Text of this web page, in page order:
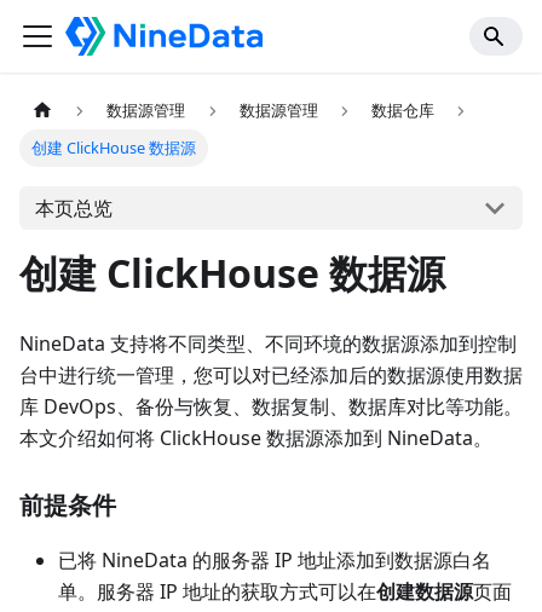
数据源管理 数据源管理
数据仓库
创建 ClickHouse 数据源
本页总览
创建 ClickHouse 数据源
NineData 支持将不同类型、不同环境的数据源添加到控制
台中进行统一管理，您可以对已经添加后的数据源使用数据
库 DevOps、备份与恢复、数据复制、数据库对比等功能。
本文介绍如何将 ClickHouse 数据源添加到 NineData。
前提条件
已将 NineData 的服务器 IP 地址添加到数据源白名
单。服务器 IP 地址的获取方式可以在创建数据源页面